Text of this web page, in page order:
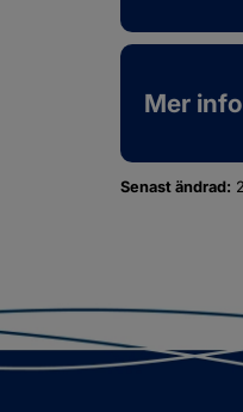
Mer
Senast ändrad: